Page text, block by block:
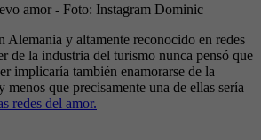
amor - Foto: Instagram Dominic
Alemania y altamente reconocido en redes
de la industria del turismo nunca pensó que
implicaría también enamorarse de la
menos que precisamente una de ellas sería
redes del amor.